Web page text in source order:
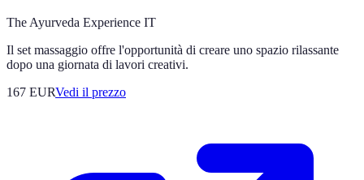
The Ayurveda Experience IT
Il set massaggio offre l'opportunità di creare uno spazio rilassante
dopo una giornata di lavori creativi.
167 EURVedi il prezzo